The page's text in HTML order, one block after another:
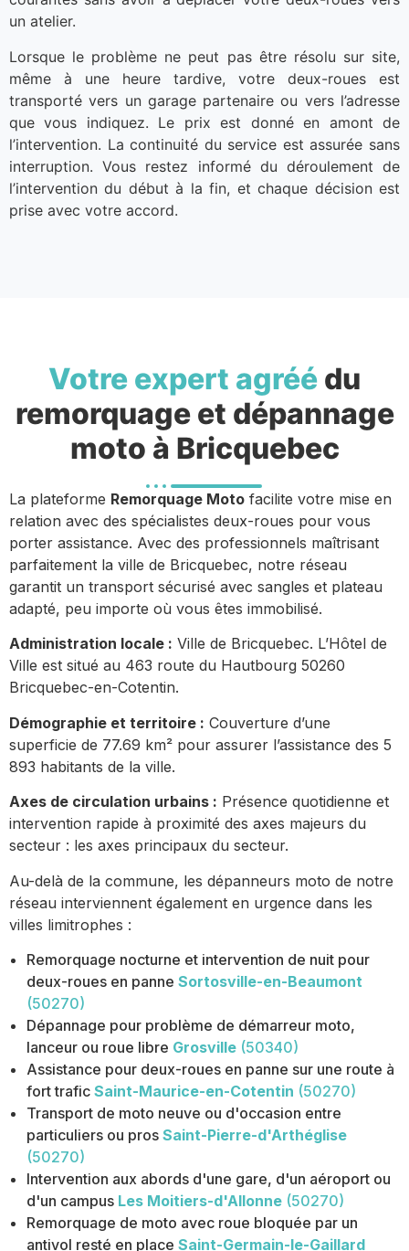
un atelier.
Lorsque le problème ne peut pas être résolu sur site,
même à une heure tardive, votre deux-roues est
transporté vers un garage partenaire ou vers l’adresse
que vous indiquez. Le prix est donné en amont de
l’intervention. La continuité du service est assurée sans
interruption. Vous restez informé du déroulement de
l’intervention du début à la fin, et chaque décision est
prise avec votre accord.
Votre expert agréé du
remorquage et dépannage
moto à Bricquebec
La plateforme Remorquage Moto facilite votre mise en
relation avec des spécialistes deux-roues pour vous
porter assistance. Avec des professionnels maîtrisant
parfaitement la ville de Bricquebec, notre réseau
garantit un transport sécurisé avec sangles et plateau
adapté, peu importe où vous êtes immobilisé.
Administration locale : Ville de Bricquebec. L’Hôtel de
Ville est situé au 463 route du Hautbourg 50260
Bricquebec-en-Cotentin.
Démographie et territoire : Couverture d’une
superficie de 77.69 km² pour assurer l’assistance des 5
893 habitants de la ville.
Axes de circulation urbains : Présence quotidienne et
intervention rapide à proximité des axes majeurs du
secteur : les axes principaux du secteur.
Au-delà de la commune, les dépanneurs moto de notre
réseau interviennent également en urgence dans les
villes limitrophes :
Remorquage nocturne et intervention de nuit pour
deux-roues en panne Sortosville-en-Beaumont
(50270)
Dépannage pour problème de démarreur moto,
lanceur ou roue libre Grosville (50340)
Assistance pour deux-roues en panne sur une route à
fort trafic Saint-Maurice-en-Cotentin (50270)
Transport de moto neuve ou d'occasion entre
particuliers ou pros Saint-Pierre-d'Arthéglise
(50270)
Intervention aux abords d'une gare, d'un aéroport ou
d'un campus Les Moitiers-d'Allonne (50270)
Remorquage de moto avec roue bloquée par un
antivol resté en place Saint-Germain-le-Gaillard